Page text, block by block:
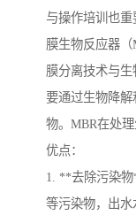
与操作培训也重
膜生物反应器（
膜分离技术与
要通过生物降
物。MBR在处
优点：
1. **去除污染
等污染物，出水